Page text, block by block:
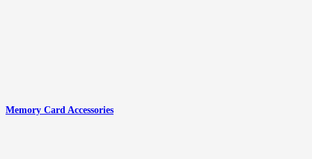
Memory Card Accessories